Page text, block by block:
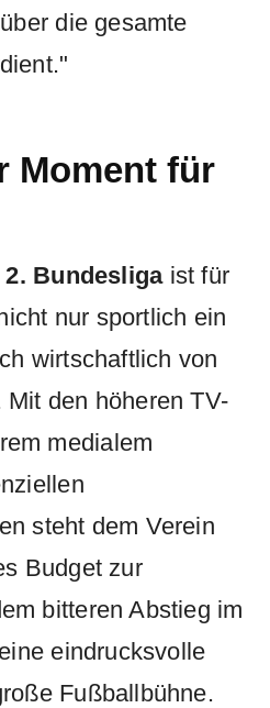
die gesamte
Moment für
2. Bundesligaist für
nur sportlich ein
wirtschaftlich von
den höheren TV-
medialem
steht dem Verein
Budget zur
bitteren Abstieg im
eindrucksvolle
Fußballbühne.